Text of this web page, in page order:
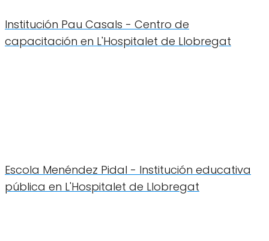
Institución Pau Casals - Centro de
capacitación en L'Hospitalet de Llobregat
Escola Menéndez Pidal - Institución educativa
pública en L'Hospitalet de Llobregat